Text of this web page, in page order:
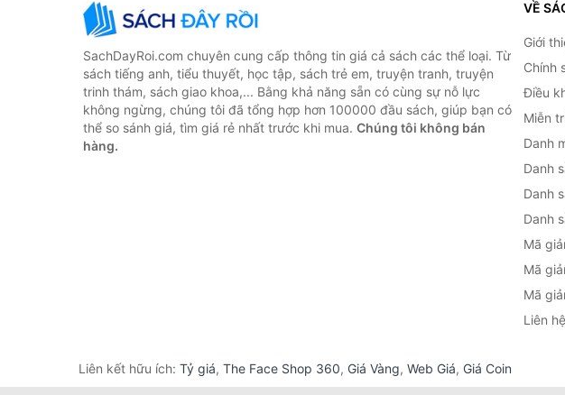
SachDayRoi.com chuyên cung cấp thông tin giá cả sách các thể loại. Từ
sách tiếng anh, tiểu thuyết, học tập, sách trẻ em, truyện tranh, truyện
trinh thám, sách giao khoa,... Bằng khả năng sẵn có cùng sự nỗ lực
không ngừng, chúng tôi đã tổng hợp hơn 100000 đầu sách, giúp bạn có
thể so sánh giá, tìm giá rẻ nhất trước khi mua. Chúng tôi không bán
hàng.
VỀ
Giới
Chính
Điều
Miễn
Danh
Danh
Danh
Danh
Mã
Mã
Mã
Liên hệ
Liên kết hữu ích: Tỷ giá, The Face Shop 360, Giá Vàng, Web Giá, Giá Coin